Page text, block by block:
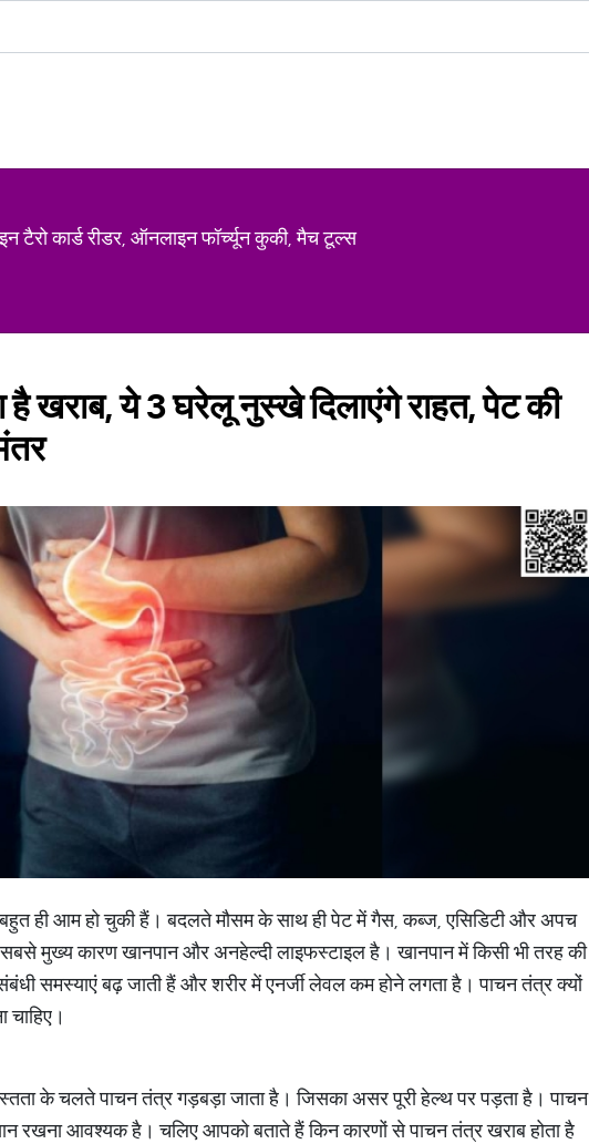
कार्ड रीडर, ऑनलाइन फॉर्च्यून कुकी, मैच टूल्स
है खराब, ये 3 घरेलू नुस्खे दिलाएंगे राहत, पेट की
ही आम हो चुकी हैं। बदलते मौसम के साथ ही पेट में गैस, कब्ज, एसिडिटी और अपच
मुख्य कारण खानपान और अनहेल्दी लाइफस्टाइल है। खानपान में किसी भी तरह की
समस्याएं बढ़ जाती हैं और शरीर में एनर्जी लेवल कम होने लगता है। पाचन तंत्र क्यों
के चलते पाचन तंत्र गड़बड़ा जाता है। जिसका असर पूरी हेल्थ पर पड़ता है। पाचन
रखना आवश्यक है। चलिए आपको बताते हैं किन कारणों से पाचन तंत्र खराब होता है